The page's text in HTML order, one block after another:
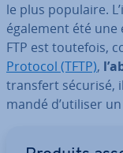
le plus populaire.
également été
FTP est toutefois,
Protocol (TFTP),
transfert sécurisé,
mandé d’utiliser